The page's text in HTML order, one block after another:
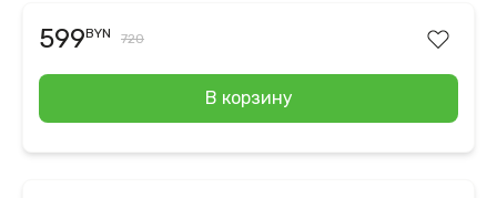
599BYN 720
В корзину